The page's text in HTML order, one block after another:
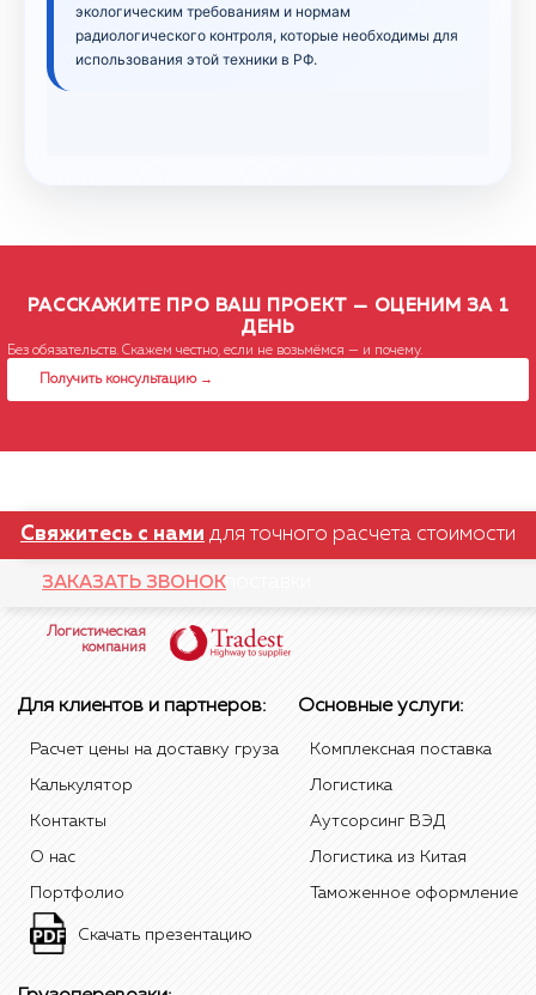
экологическим требованиям и нормам
радиологического контроля, которые необходимы для
использования этой техники в РФ.
РАССКАЖИТЕ ПРО ВАШ ПРОЕКТ — ОЦЕНИМ ЗА 1
ДЕНЬ
Без обязательств. Скажем честно, если не возьмёмся — и почему.
Получить консультацию →
Свяжитесь с нами для точного расчета стоимости
поставки
ЗАКАЗАТЬ ЗВОНОК
Логистическая
компания
Для клиентов и партнеров:
Расчет цены на доставку груза
Калькулятор
Контакты
О нас
Портфолио
Скачать презентацию
Основные услуги:
Комплексная поставка
Логистика
Аутсорсинг ВЭД
Логистика из Китая
Таможенное оформление